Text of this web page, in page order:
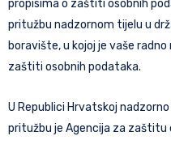
propisima o zaštiti osobnih
pritužbu nadzornom tijelu u
boravište, u kojoj je vaše
zaštiti osobnih podataka.
U Republici Hrvatskoj
pritužbu je Agencija za zaštitu